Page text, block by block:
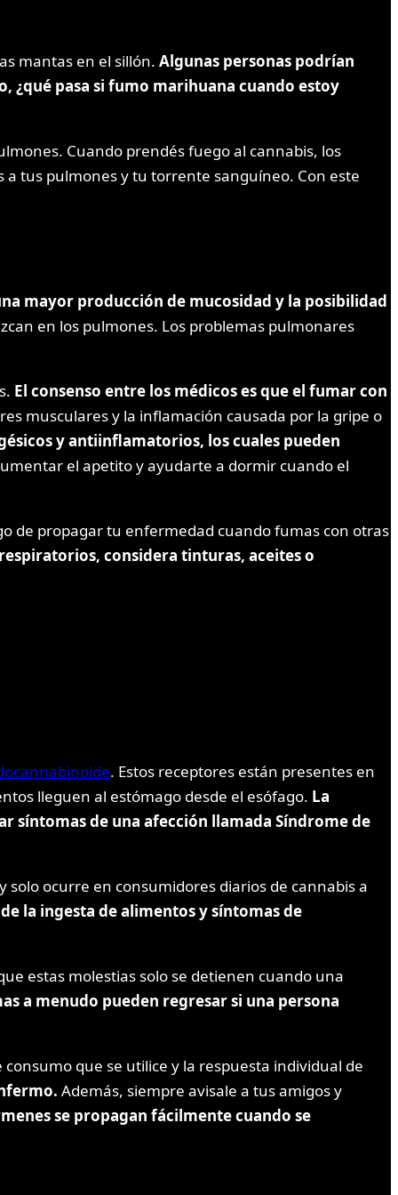
mantas en el sillón. Algunas personas podrían
¿qué pasa si fumo marihuana cuando estoy
Cuando prendés fuego al cannabis, los
tus pulmones y tu torrente sanguíneo. Con este
mayor producción de mucosidad y la posibilidad
en los pulmones. Los problemas pulmonares
El consenso entre los médicos es que el fumar con
musculares y la inflamación causada por la gripe o
y antiinflamatorios, los cuales pueden
el apetito y ayudarte a dormir cuando el
de propagar tu enfermedad cuando fumas con otras
considera tinturas, aceites o
. Estos receptores están presentes en
lleguen al estómago desde el esófago. La
síntomas de una afección llamada Síndrome de
ocurre en consumidores diarios de cannabis a
la ingesta de alimentos y síntomas de
estas molestias solo se detienen cuando una
a menudo pueden regresar si una persona
que se utilice y la respuesta individual de
Además, siempre avisale a tus amigos y
se propagan fácilmente cuando se